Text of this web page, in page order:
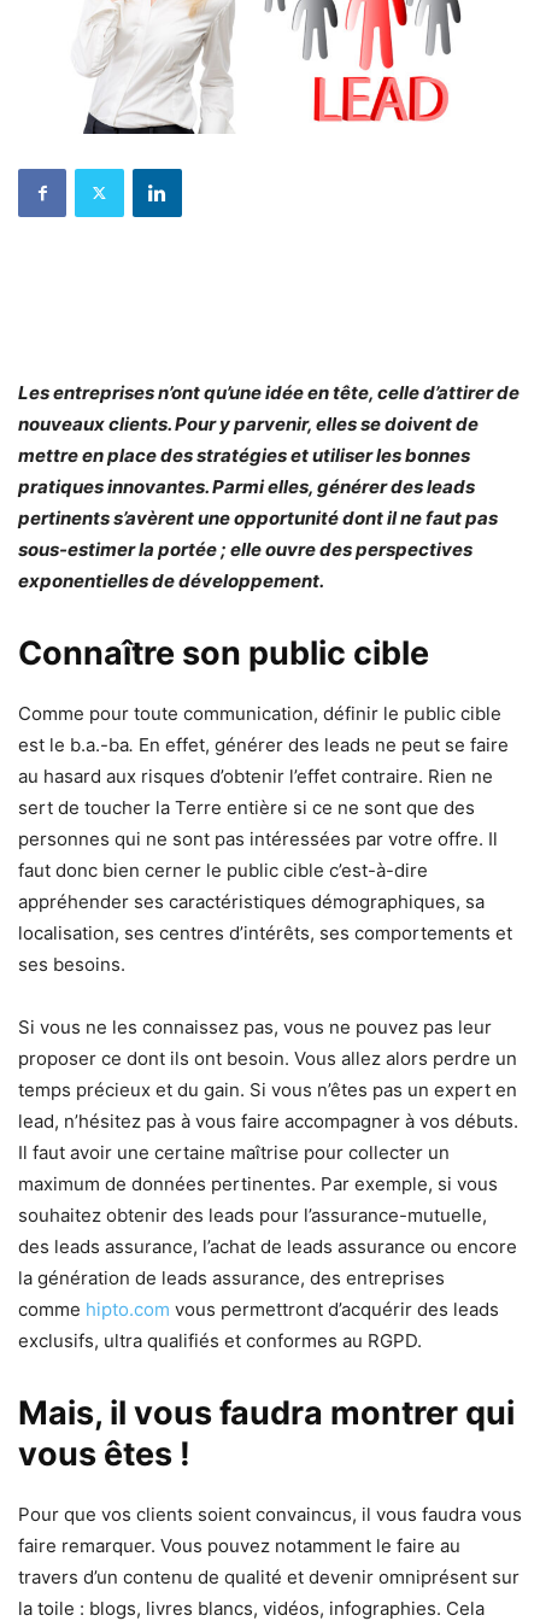
Les entreprises n’ont qu’une idée en tête, celle d’attirer de
nouveaux clients. Pour y parvenir, elles se doivent de
mettre en place des stratégies et utiliser les bonnes
pratiques innovantes. Parmi elles, générer des leads
pertinents s’avèrent une opportunité dont il ne faut pas
sous-estimer la portée ; elle ouvre des perspectives
exponentielles de développement.
Connaître son public cible
Comme pour toute communication, définir le public cible
est le b.a.-ba. En effet, générer des leads ne peut se faire
au hasard aux risques d’obtenir l’effet contraire. Rien ne
sert de toucher la Terre entière si ce ne sont que des
personnes qui ne sont pas intéressées par votre offre. Il
faut donc bien cerner le public cible c’est-à-dire
appréhender ses caractéristiques démographiques, sa
localisation, ses centres d’intérêts, ses comportements et
ses besoins.
Si vous ne les connaissez pas, vous ne pouvez pas leur
proposer ce dont ils ont besoin. Vous allez alors perdre un
temps précieux et du gain. Si vous n’êtes pas un expert en
lead, n’hésitez pas à vous faire accompagner à vos débuts.
Il faut avoir une certaine maîtrise pour collecter un
maximum de données pertinentes. Par exemple, si vous
souhaitez obtenir des leads pour l’assurance-mutuelle,
des leads assurance, l’achat de leads assurance ou encore
la génération de leads assurance, des entreprises
comme hipto.com vous permettront d’acquérir des leads
exclusifs, ultra qualifiés et conformes au RGPD.
Mais, il vous faudra montrer qui
vous êtes !
Pour que vos clients soient convaincus, il vous faudra vous
faire remarquer. Vous pouvez notamment le faire au
travers d’un contenu de qualité et devenir omniprésent sur
la toile : blogs, livres blancs, vidéos, infographies. Cela